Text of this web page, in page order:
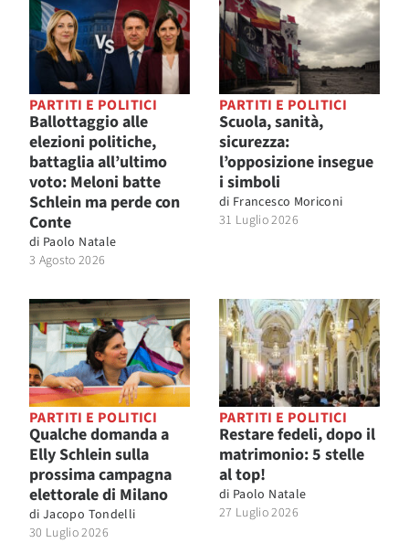
PARTITI E POLITICI
Ballottaggio alle
elezioni politiche,
battaglia all’ultimo
voto: Meloni batte
Schlein ma perde con
Conte
di Paolo Natale
3 Agosto 2026
PARTITI E POLITICI
Scuola, sanità,
sicurezza:
l’opposizione insegue
i simboli
di Francesco Moriconi
31 Luglio 2026
PARTITI E POLITICI
Qualche domanda a
Elly Schlein sulla
prossima campagna
elettorale di Milano
di Jacopo Tondelli
30 Luglio 2026
PARTITI E POLITICI
Restare fedeli, dopo il
matrimonio: 5 stelle
al top!
di Paolo Natale
27 Luglio 2026